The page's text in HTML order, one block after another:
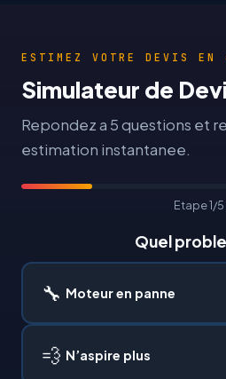
ESTIMEZ VOTRE DEVIS EN
Simulateur de
Repondez a 5 questions et
estimation instantanee.
Etape 1/5
Quel
🔧 Moteur en panne
💨 N’aspire plus